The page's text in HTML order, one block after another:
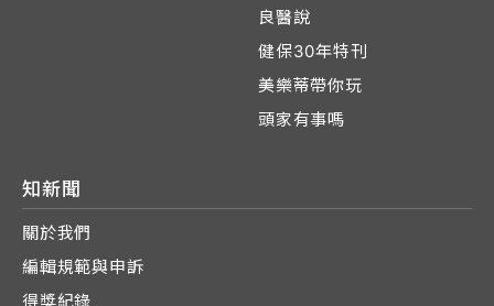
良醫說
健保30年特刊
美樂蒂帶你玩
頭家有事嗎
知新聞
關於我們
編輯規範與申訴
得獎紀錄